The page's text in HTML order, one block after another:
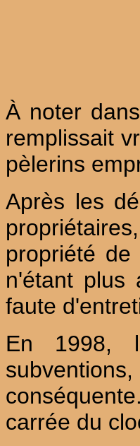
À noter
remplissait
pèlerins
Après les
propriété de
n'étant plus
faute
En 1998,
carrée du